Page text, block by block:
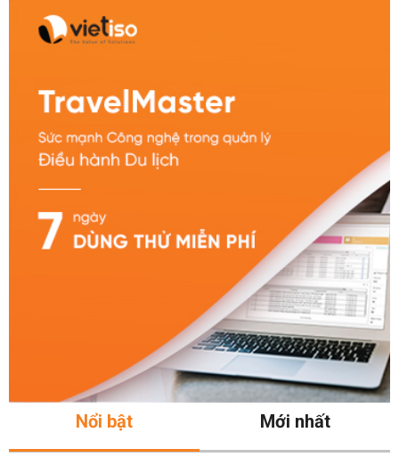
Nổi bật Mới nhất